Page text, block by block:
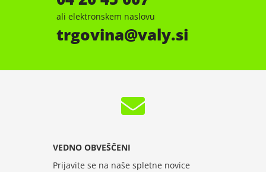
ali elektronskem naslovu
trgovina valy.si
VEDNO OBVEŠČENI
Prijavite se na naše spletne novice